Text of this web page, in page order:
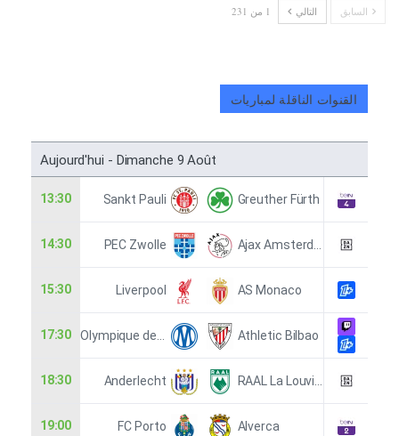
السابق التالي 1 من 231
القنوات الناقلة لمباريات